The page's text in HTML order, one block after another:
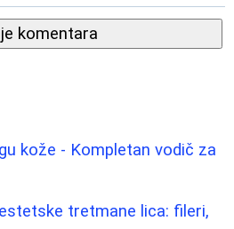
komentara
kože - Kompletan vodič za
tretmane lica: fileri,